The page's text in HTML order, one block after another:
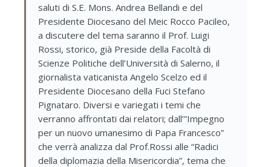
saluti di S.E. Mons. Andrea Bellandi e del
Presidente Diocesano del Meic Rocco Pacileo,
a discutere del tema saranno il Prof. Luigi
Rossi, storico, già Preside della Facoltà di
Scienze Politiche dell’Università di Salerno, il
giornalista vaticanista Angelo Scelzo ed il
Presidente Diocesano della Fuci Stefano
Pignataro. Diversi e variegati i temi che
verranno affrontati dai relatori; dall’”Impegno
per un nuovo umanesimo di Papa Francesco”
che verrà analizza dal Prof.Rossi alle “Radici
della diplomazia della Misericordia”, tema che